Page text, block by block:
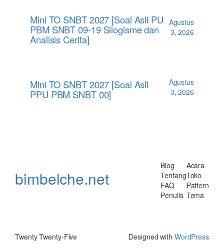
Mini TO SNBT 2027 [Soal Asli PU
PBM SNBT 09-19 Silogisme dan
Analisis Cerita]
Agustus
3, 2026
Mini TO SNBT 2027 [Soal Asli
PPU PBM SNBT 00]
Agustus
3, 2026
bimbelche.net
Blog
Tentang
FAQ
Penulis
Acara
Toko
Pattern
Tema
Twenty Twenty-Five Designed with WordPress